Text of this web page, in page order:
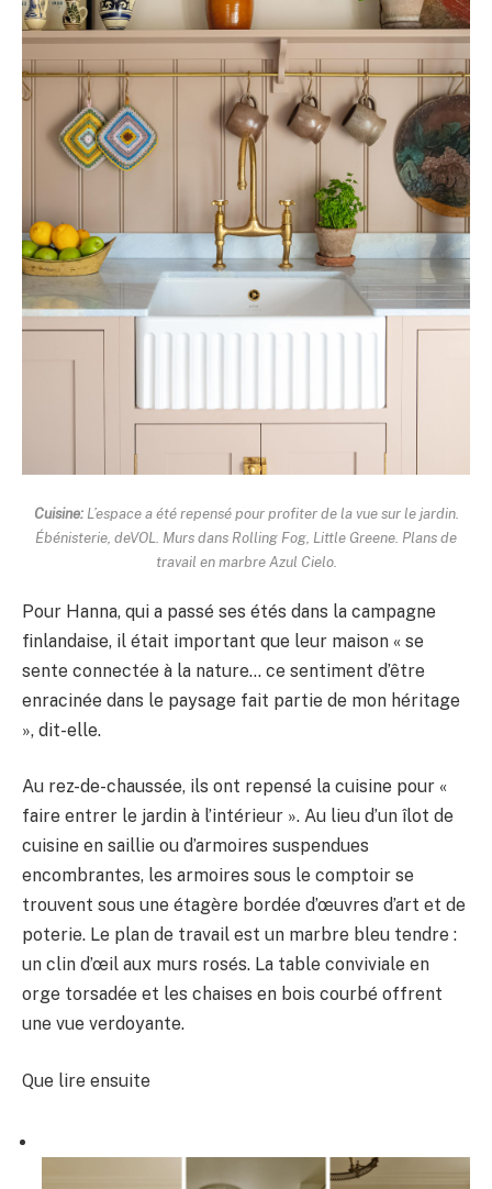
Cuisine: L’espace a été repensé pour profiter de la vue sur le jardin.
Ébénisterie, deVOL. Murs dans Rolling Fog, Little Greene. Plans de
travail en marbre Azul Cielo.
Pour Hanna, qui a passé ses étés dans la campagne
finlandaise, il était important que leur maison « se
sente connectée à la nature… ce sentiment d’être
enracinée dans le paysage fait partie de mon héritage
», dit-elle.
Au rez-de-chaussée, ils ont repensé la cuisine pour «
faire entrer le jardin à l’intérieur ». Au lieu d’un îlot de
cuisine en saillie ou d’armoires suspendues
encombrantes, les armoires sous le comptoir se
trouvent sous une étagère bordée d’œuvres d’art et de
poterie. Le plan de travail est un marbre bleu tendre :
un clin d’œil aux murs rosés. La table conviviale en
orge torsadée et les chaises en bois courbé offrent
une vue verdoyante.
Que lire ensuite